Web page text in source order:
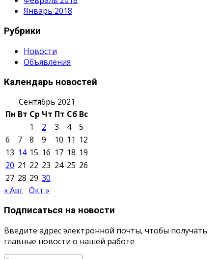
Январь 2018
Рубрики
Новости
Объявления
Календарь новостей
Сентябрь 2021
Пн Вт Ср Чт Пт Сб Вс
1
2 3 4
5
6
7 8 9 10 11 12
13 14 15 16 17 18 19
20 21 22 23 24 25 26
27 28 29 30
« Авг Окт »
Подписаться на новости
Введите адрес электронной почты, чтобы получать
главные новости о нашей работе